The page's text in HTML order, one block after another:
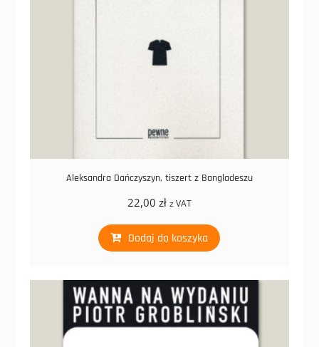
Aleksandra Dańczyszyn, tiszert z Bangladeszu
22,00 zł z VAT
Dodaj do koszyka